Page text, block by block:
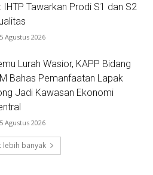
IHTP Tawarkan Prodi S1 dan S2
Agustus 2026
Lurah Wasior, KAPP Bidang
Bahas Pemanfaatan Lapak
Jadi Kawasan Ekonomi
Agustus 2026
lebih banyak